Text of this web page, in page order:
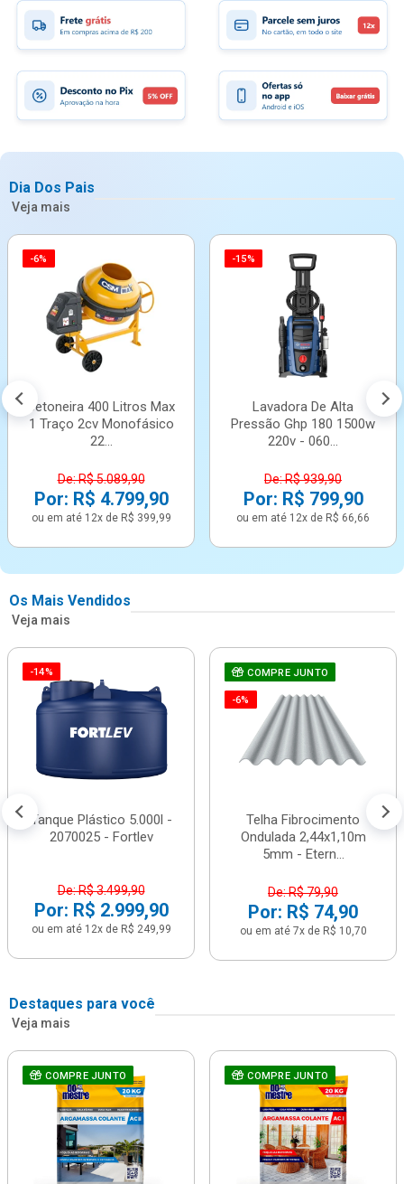
Dia Dos Pais
Veja mais
-6%
Betoneira 400 Litros Max
1 Traço 2cv Monofásico
22...
De: R$ 5.089,90
Por: R$ 4.799,90
ou em até 12x de R$ 399,99
-15%
Lavadora De Alta
Pressão Ghp 180 1500w
220v - 060...
De: R$ 939,90
Por: R$ 799,90
ou em até 12x de R$ 66,66
Os Mais Vendidos
Veja mais
-14%
Tanque Plástico 5.000l -
2070025 - Fortlev
De: R$ 3.499,90
Por: R$ 2.999,90
ou em até 12x de R$ 249,99
COMPRE JUNTO
-6%
Telha Fibrocimento
Ondulada 2,44x1,10m
5mm - Etern...
De: R$ 79,90
Por: R$ 74,90
ou em até 7x de R$ 10,70
Destaques para você
Veja mais
COMPRE JUNTO COMPRE JUNTO